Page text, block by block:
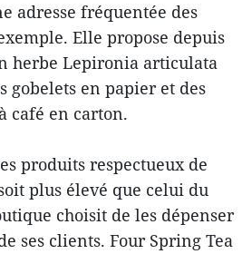
adresse fréquentée des
Elle propose depuis
herbe Lepironia articulata
gobelets en papier et des
café en carton.
produits respectueux de
plus élevé que celui du
choisit de les dépenser
ses clients. Four Spring Tea